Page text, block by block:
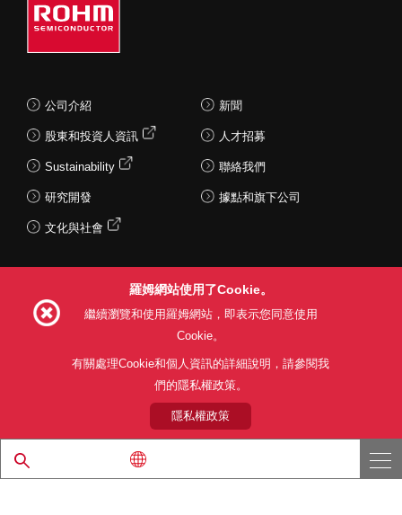
公司介紹
股東和投資人資訊
Sustainability
研究開發
文化與社會
新聞
人才招募
聯絡我們
據點和旗下公司
利用目的 隱私權政策
關於本公司產品銷售之標準條款(PDF)
© 1997 - 2026 ROHM CO., LTD. ALL RIGHTS RESERVED.
羅姆網站使用了Cookie。
繼續瀏覽和使用羅姆網站，即表示您同意使用
Cookie。
有關處理Cookie和個人資訊的詳細說明，請參閱我
們的隱私權政策。
隱私權政策